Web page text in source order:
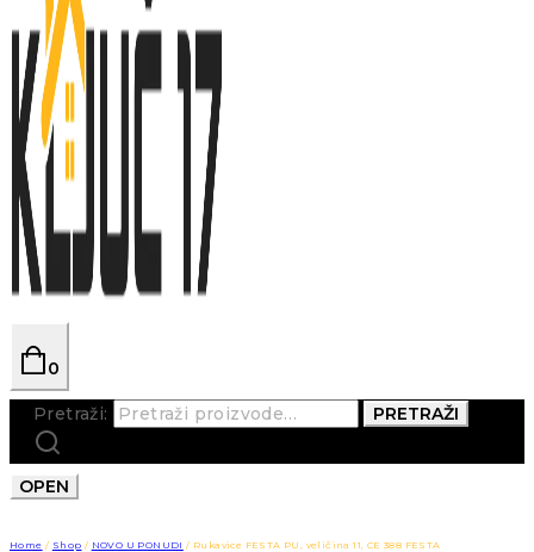
0
Pretraži: PRETRAŽI
OPEN
Home / Shop / NOVO U PONUDI / Rukavice FESTA PU, veličina 11, CE 388 FESTA